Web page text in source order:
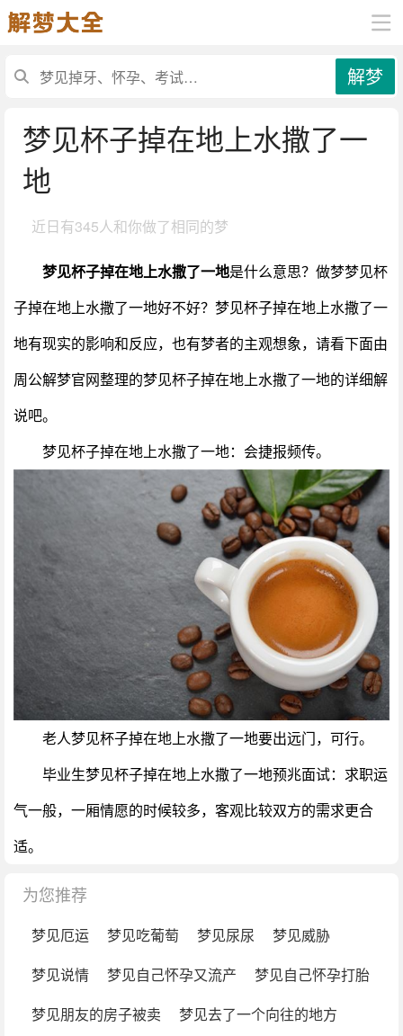
解梦
梦见杯子掉在地上水撒了一
地
近日有345人和你做了相同的梦
梦见杯子掉在地上水撒了一地是什么意思？做梦梦见杯
子掉在地上水撒了一地好不好？梦见杯子掉在地上水撒了一
地有现实的影响和反应，也有梦者的主观想象，请看下面由
周公解梦官网整理的梦见杯子掉在地上水撒了一地的详细解
说吧。
梦见杯子掉在地上水撒了一地：会捷报频传。
老人梦见杯子掉在地上水撒了一地要出远门，可行。
毕业生梦见杯子掉在地上水撒了一地预兆面试：求职运
气一般，一厢情愿的时候较多，客观比较双方的需求更合
适。
为您推荐
梦见厄运 梦见吃葡萄 梦见尿尿
梦见威胁
梦见说情
梦见自己怀孕又流产
梦见自己怀孕打胎
梦见朋友的房子被卖
梦见去了一个向往的地方